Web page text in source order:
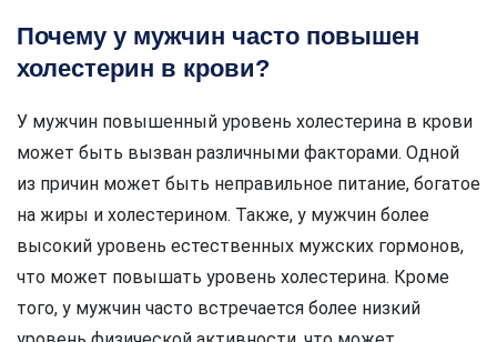
Почему у мужчин часто повышен
холестерин в крови?
У мужчин повышенный уровень холестерина в крови
может быть вызван различными факторами. Одной
из причин может быть неправильное питание, богатое
на жиры и холестерином. Также, у мужчин более
высокий уровень естественных мужских гормонов,
что может повышать уровень холестерина. Кроме
того, у мужчин часто встречается более низкий